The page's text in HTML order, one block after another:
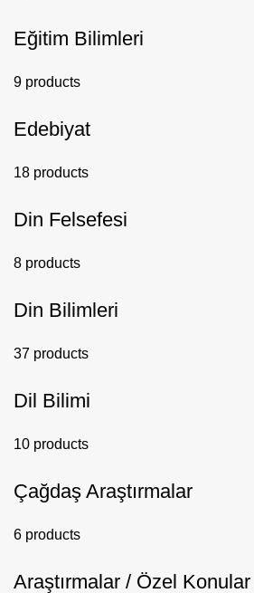
Eğitim Bilimleri
9 products
Edebiyat
18 products
Din Felsefesi
8 products
Din Bilimleri
37 products
Dil Bilimi
10 products
Çağdaş Araştırmalar
6 products
Araştırmalar / Özel Konular